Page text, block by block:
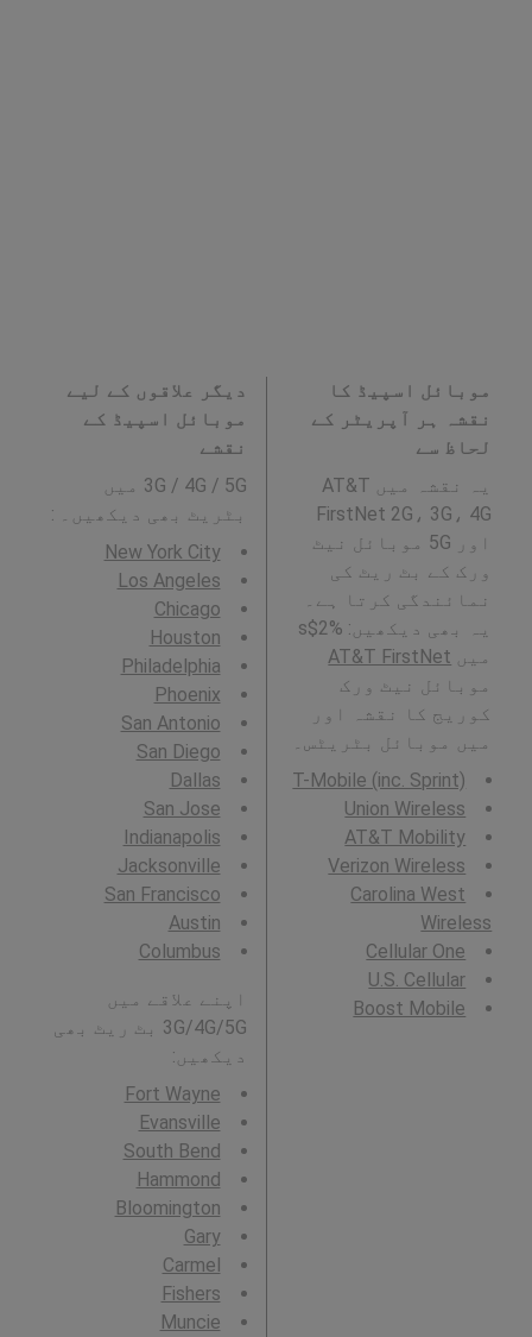
موبائل اسپیڈ کا
نقشہ ہر آپریٹر کے
لحاظ سے
یہ نقشہ میں AT&T
FirstNet 2G، 3G، 4G
اور 5G موبائل نیٹ
ورک کے بٹ ریٹ کی
نمائندگی کرتا ہے۔
یہ بھی دیکھیں: %2$s
میں AT&T FirstNet
موبائل نیٹ ورک
کوریج کا نقشہ اور
میں موبائل بٹریٹس۔
T-Mobile (inc. Sprint)
Union Wireless
AT&T Mobility
Verizon Wireless
Carolina West
Wireless
Cellular One
U.S. Cellular
Boost Mobile
دیگر علاقوں کے لیے
موبائل اسپیڈ کے
نقشے
3G / 4G / 5G میں
بٹریٹ بھی دیکھیں۔ :
New York City
Los Angeles
Chicago
Houston
Philadelphia
Phoenix
San Antonio
San Diego
Dallas
San Jose
Indianapolis
Jacksonville
San Francisco
Austin
Columbus
اپنے علاقے میں
3G/4G/5G بٹ ریٹ بھی
دیکھیں:
Fort Wayne
Evansville
South Bend
Hammond
Bloomington
Gary
Carmel
Fishers
Muncie